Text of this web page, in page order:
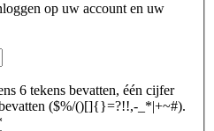
op uw account en uw
6 tekens bevatten, één cijfer
($%/()[]{}=?!!,-_*|+~#).